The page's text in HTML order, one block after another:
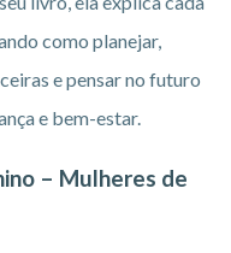
como planejar,
e pensar no futuro
e bem-estar.
– Mulheres de